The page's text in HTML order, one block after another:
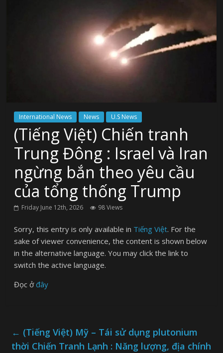
International News News U.S News
(Tiếng Việt) Chiến tranh
Trung Đông : Israel và Iran
ngừng bắn theo yêu cầu
của tổng thống Trump
Friday June 12th, 2026 98 Views
Sorry, this entry is only available in Tiếng Việt. For the
sake of viewer convenience, the content is shown below
in the alternative language. You may click the link to
switch the active language.
Đọc ởđây
← (Tiếng Việt) Mỹ – Tái sử dụng plutonium
thời Chiến Tranh Lạnh : Năng lượng, địa chính